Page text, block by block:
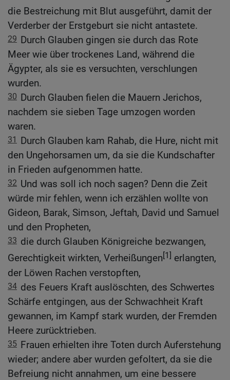
die Bestreichung mit Blut ausgeführt, damit der
Verderber der Erstgeburt sie nicht antastete.
29 Durch Glauben gingen sie durch das Rote
Meer wie über trockenes Land, während die
Ägypter, als sie es versuchten, verschlungen
wurden.
30 Durch Glauben fielen die Mauern Jerichos,
nachdem sie sieben Tage umzogen worden
waren.
31
Durch Glauben kam Rahab, die Hure, nicht mit
den Ungehorsamen um, da sie die Kundschafter
in Frieden aufgenommen hatte.
32 Und was soll ich noch sagen? Denn die Zeit
würde mir fehlen, wenn ich erzählen wollte von
Gideon, Barak, Simson, Jeftah, David und Samuel
und den Propheten,
33 die durch Glauben Königreiche bezwangen,
Gerechtigkeit wirkten, Verheißungen[1] erlangten,
der Löwen Rachen verstopften,
34 des Feuers Kraft auslöschten, des Schwertes
Schärfe entgingen, aus der Schwachheit Kraft
gewannen, im Kampf stark wurden, der Fremden
Heere zurücktrieben.
35 Frauen erhielten ihre Toten durch Auferstehung
wieder; andere aber wurden gefoltert, da sie die
Befreiung nicht annahmen, um eine bessere